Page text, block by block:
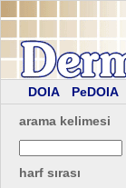
DOIA PeDOIA
arama kelimesi
harf sırası